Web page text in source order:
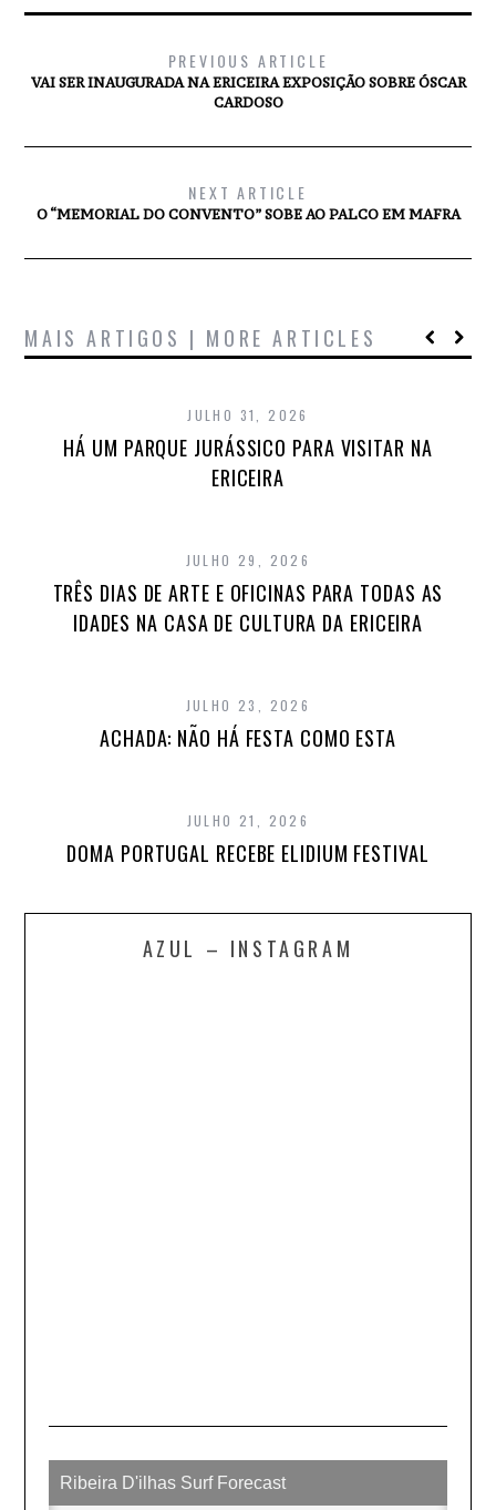
PREVIOUS ARTICLE
VAI SER INAUGURADA NA ERICEIRA EXPOSIÇÃO SOBRE ÓSCAR
CARDOSO
NEXT ARTICLE
O “MEMORIAL DO CONVENTO” SOBE AO PALCO EM MAFRA
MAIS ARTIGOS | MORE ARTICLES
JULHO 31, 2026
HÁ UM PARQUE JURÁSSICO PARA VISITAR NA
ERICEIRA
JULHO 29, 2026
TRÊS DIAS DE ARTE E OFICINAS PARA TODAS AS
IDADES NA CASA DE CULTURA DA ERICEIRA
JULHO 23, 2026
ACHADA: NÃO HÁ FESTA COMO ESTA
JULHO 21, 2026
DOMA PORTUGAL RECEBE ELIDIUM FESTIVAL
AZUL – INSTAGRAM